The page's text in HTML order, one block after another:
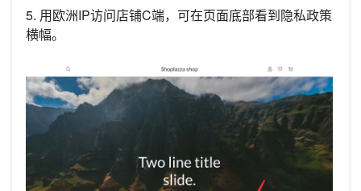
5. 用欧洲IP访问店铺C端，可在页面底部看到隐私政策
横幅。